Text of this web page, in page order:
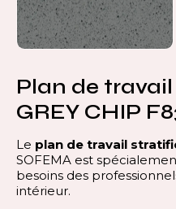
Plan de
GREY CHIP
Le plan de travail
SOFEMA est
besoins des
intérieur.